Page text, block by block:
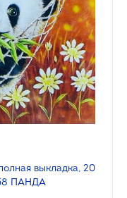
выкладка, 20
ПАНДА